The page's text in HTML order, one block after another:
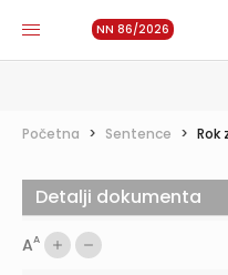
NN 86/2026
Početna > Sentence > Rok
AA
Detalji dokumenta